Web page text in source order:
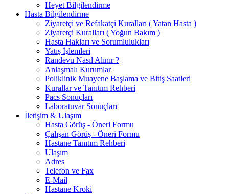
Heyet Bilgilendirme
Hasta Bilgilendirme
Ziyaretçi ve Refakatçi Kuralları ( Yatan Hasta )
Ziyaretçi Kuralları ( Yoğun Bakım )
Hasta Hakları ve Sorumlulukları
Yatış İşlemleri
Randevu Nasıl Alınır ?
Anlaşmalı Kurumlar
Poliklinik Muayene Başlama ve Bitiş Saatleri
Kurallar ve Tanıtım Rehberi
Pacs Sonuçları
Laboratuvar Sonuçları
İletişim & Ulaşım
Hasta Görüş - Öneri Formu
Çalışan Görüş - Öneri Formu
Hastane Tanıtım Rehberi
Ulaşım
Adres
Telefon ve Fax
E-Mail
Hastane Kroki